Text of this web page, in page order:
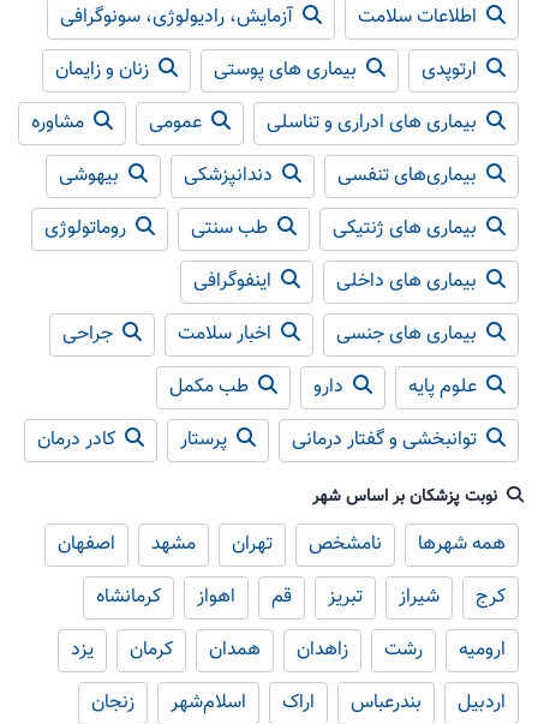
اطلاعات سلامت
آزمایش، رادیولوژی، سونوگرافی
ارتوپدی
بیماری های پوستی
زنان و زایمان
بیماری های ادراری و تناسلی
عمومی
مشاوره
بیماری‌های تنفسی
دندانپزشکی
بیهوشی
بیماری های ژنتیکی
طب سنتی
روماتولوژی
بیماری های داخلی
اینفوگرافی
بیماری های جنسی
اخبار سلامت
جراحی
علوم پایه
دارو
طب مکمل
توانبخشی و گفتار درمانی
پرستار کادر درمان
نوبت پزشکان بر اساس شهر
همه شهرها نامشخص تهران مشهد
اصفهان
کرج
شیراز تبریز قم اهواز
کرمانشاه
ارومیه
رشت زاهدان همدان کرمان
یزد
اردبیل
بندرعباس اراک اسلام‌شهر
زنجان